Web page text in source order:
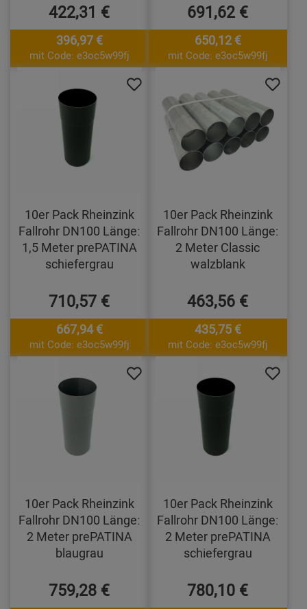
422,31 €
396,97 €
mit Code: e3oc5w99fj
691,62 €
650,12 €
mit Code: e3oc5w99fj
10er Pack Rheinzink
Fallrohr DN100 Länge:
1,5 Meter prePATINA
schiefergrau
710,57 €
667,94 €
mit Code: e3oc5w99fj
10er Pack Rheinzink
Fallrohr DN100 Länge:
2 Meter Classic
walzblank
463,56 €
435,75 €
mit Code: e3oc5w99fj
10er Pack Rheinzink
Fallrohr DN100 Länge:
2 Meter prePATINA
blaugrau
759,28 €
10er Pack Rheinzink
Fallrohr DN100 Länge:
2 Meter prePATINA
schiefergrau
780,10 €